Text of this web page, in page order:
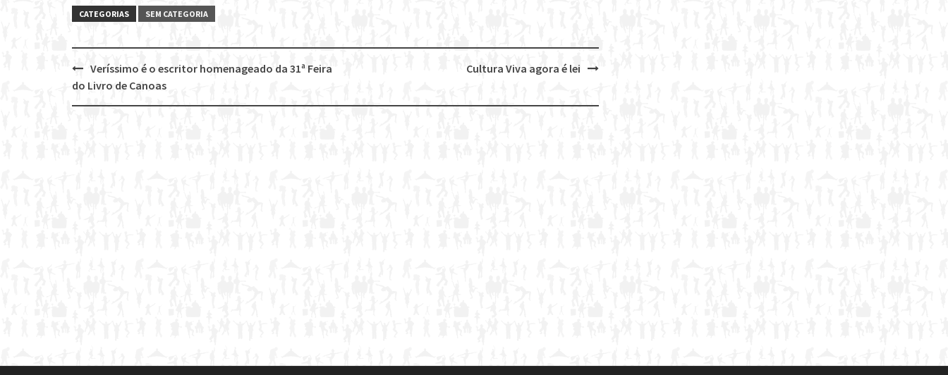
CATEGORIAS SEM CATEGORIA
Post
navigation
Cultura Viva agora é lei
Veríssimo é o escritor homenageado da 31ª Feira
do Livro de Canoas